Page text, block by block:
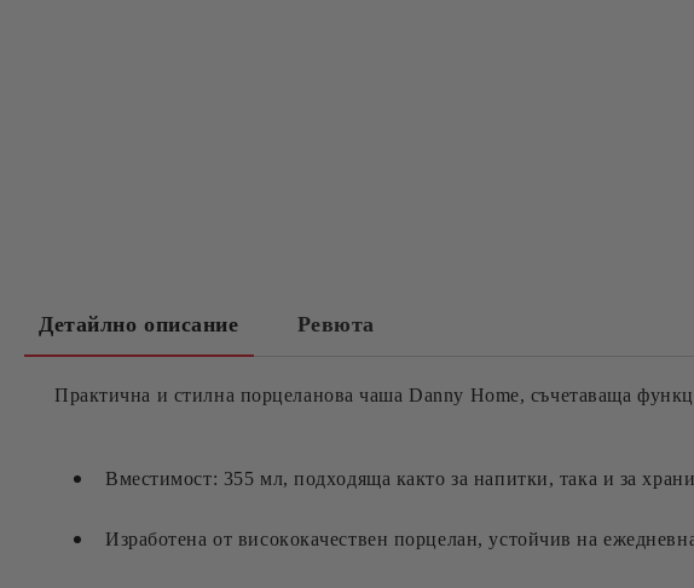
Детайлно описание Ревюта
Практична и стилна порцеланова чаша Danny Home, съчетаваща
Вместимост: 355 мл, подходяща както за напитки, така и за храни
Изработена от висококачествен порцелан, устойчив на